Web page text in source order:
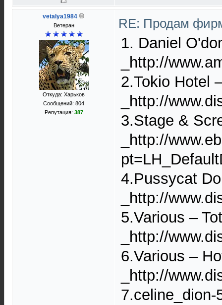
vetalya1984
Ветеран
Откуда: Харьков
Сообщений: 804
Репутация: 387
RE: Продам
1. Daniel
_http://
2.Tokio Hotel
_http://
3.Stage &
_http://
4.Pussycat
_http://
5.Various ‎–
_http://
6.Various –
_http://
7.celine_dion-